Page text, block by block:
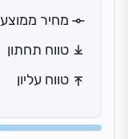
מחיר ממוצע
טווח תחתון
טווח עליון